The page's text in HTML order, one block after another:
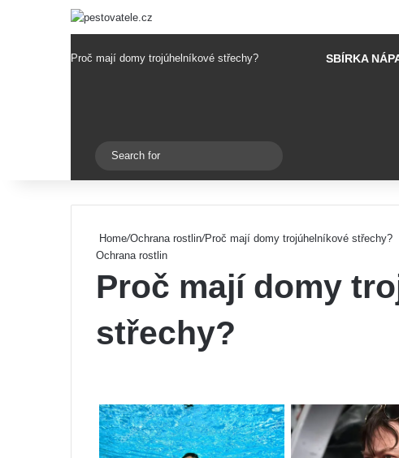
Proč mají domy trojúhelníkové střechy? SBÍRKA
Switch skin
for
Home/Ochrana rostlin/Proč mají domy trojúhelníkové střechy?
Ochrana rostlin
Proč mají domy
střechy?